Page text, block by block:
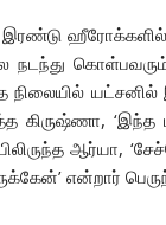
இரண்டு
கொள்பவரும்
நிலையில்
கிருஷ்ணா, ‘இந்த
ஆர்யா,
என்றார்